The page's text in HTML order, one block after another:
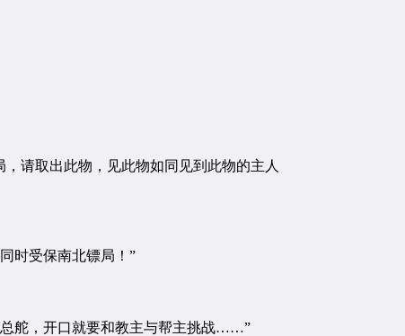
请取出此物，见此物如同见到此物的主人
时受保南北镖局！”
舵，开口就要和教主与帮主挑战……”